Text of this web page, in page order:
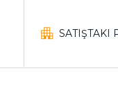
SATIŞTAKI